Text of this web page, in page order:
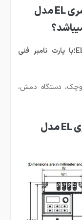
کاربری اینورتر سه فاز 2.2 دلتا سری EL مدل
کاربری اینورتر سه اسب سه فاز دلتا EL؛با پارت نامبر فنی
دستگاه دمش،
ابعاد اینورتر سه فاز 2.2 دلتا سری EL مدل